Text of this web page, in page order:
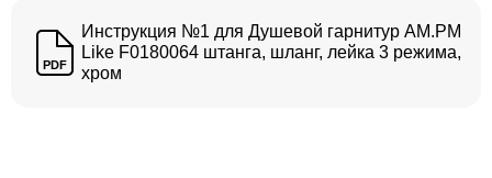
PDF
Инструкция №1 для Душевой гарнитур AM.PM
Like F0180064 штанга, шланг, лейка 3 режима,
хром